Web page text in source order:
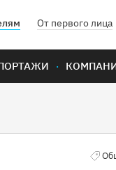
От первого лица